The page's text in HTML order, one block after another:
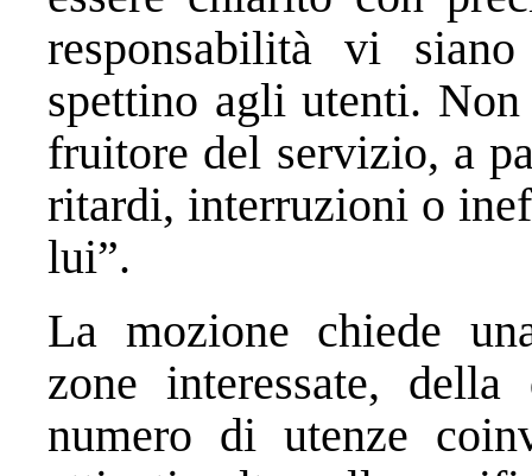
responsabilità vi
spettino agli utenti.
fruitore del servizio, a
ritardi, interruzioni o
lui”.
La mozione chiede
zone interessate,
numero di utenze